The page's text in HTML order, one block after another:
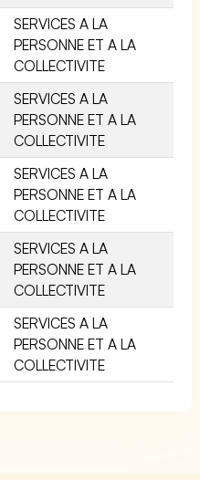
SERVICES A LA
PERSONNE ET A LA
COLLECTIVITE
SERVICES A LA
PERSONNE ET A LA
COLLECTIVITE
SERVICES A LA
PERSONNE ET A LA
COLLECTIVITE
SERVICES A LA
PERSONNE ET A LA
COLLECTIVITE
SERVICES A LA
PERSONNE ET A LA
COLLECTIVITE